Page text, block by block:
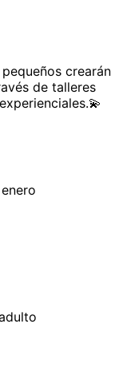
crearán
de talleres